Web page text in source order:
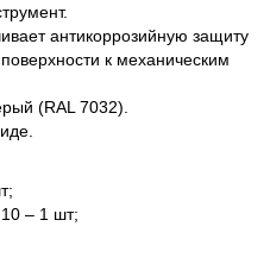
антикоррозийную защиту
к механическим
(RAL 7032).
– 1 шт;